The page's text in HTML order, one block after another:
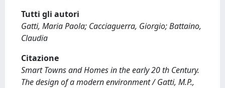
Tutti gli autori
Gatti, Maria Paola; Cacciaguerra, Giorgio; Battaino,
Claudia
Citazione
Smart Towns and Homes in the early 20 th Century.
The design of a modern environment / Gatti, M.P.,